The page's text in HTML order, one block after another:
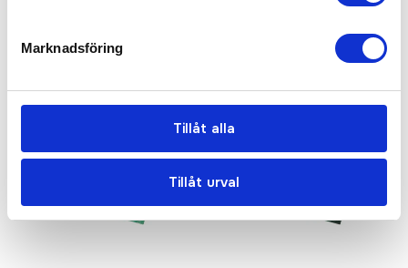
Marknadsföring
Tillåt alla
Tillåt urval